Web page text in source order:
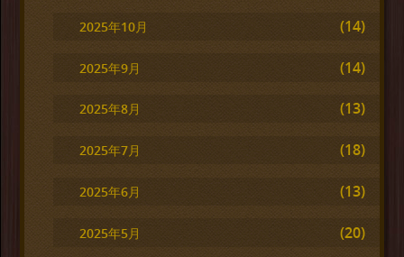
2025年10月 (14)
2025年9月 (14)
2025年8月 (13)
2025年7月 (18)
2025年6月 (13)
2025年5月 (20)